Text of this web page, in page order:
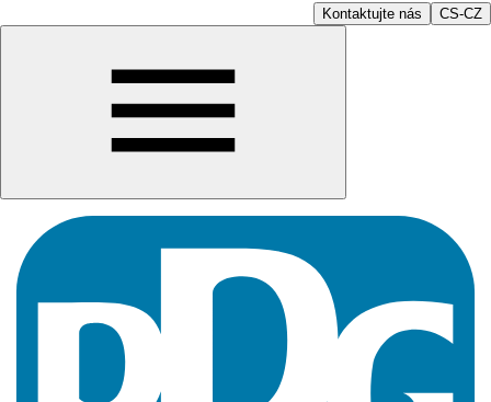
Kontaktujte nás CS-CZ